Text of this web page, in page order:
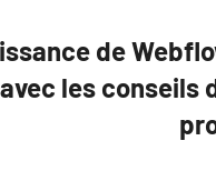
de
les conseils